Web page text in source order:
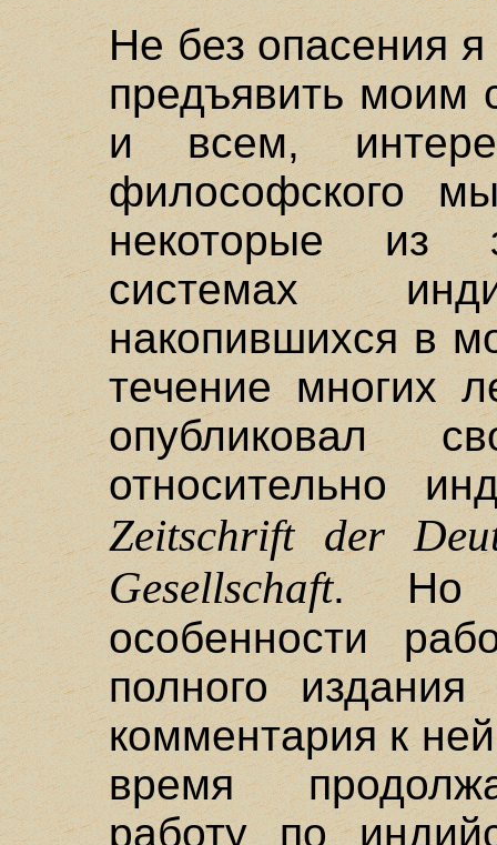
Не без опасения
предъявить моим
и всем,
философского
некоторые из
системах
накопившихся в
течение многих
опубликовал
относительно
Zeitschrift der
Gesellschaft. Но
особенности
полного
комментария к
время
работу по